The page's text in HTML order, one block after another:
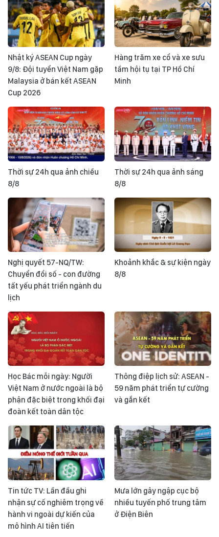
Nhật ký ASEAN Cup ngày
9/8: Đội tuyển Việt Nam gặp
Malaysia ở bán kết ASEAN
Cup 2026
Hàng trăm xe cổ và xe sưu
tầm hội tụ tại TP Hồ Chí
Minh
Thời sự 24h qua ảnh chiều
8/8
Thời sự 24h qua ảnh sáng
8/8
Nghị quyết 57-NQ/TW:
Chuyển đổi số - con đường
tất yếu phát triển ngành du
lịch
Khoảnh khắc & sự kiện ngày
8/8
Học Bác mỗi ngày: Người
Việt Nam ở nước ngoài là bộ
phận đặc biệt trong khối đại
đoàn kết toàn dân tộc
Thông điệp lịch sử: ASEAN -
59 năm phát triển tự cường
và gắn kết
Tin tức TV: Lần đầu ghi
nhận sự cố nghiêm trọng về
hành vi ngoài dự kiến của
mô hình AI tiên tiến
Mưa lớn gây ngập cục bộ
nhiều tuyến phố trung tâm
ở Điện Biên